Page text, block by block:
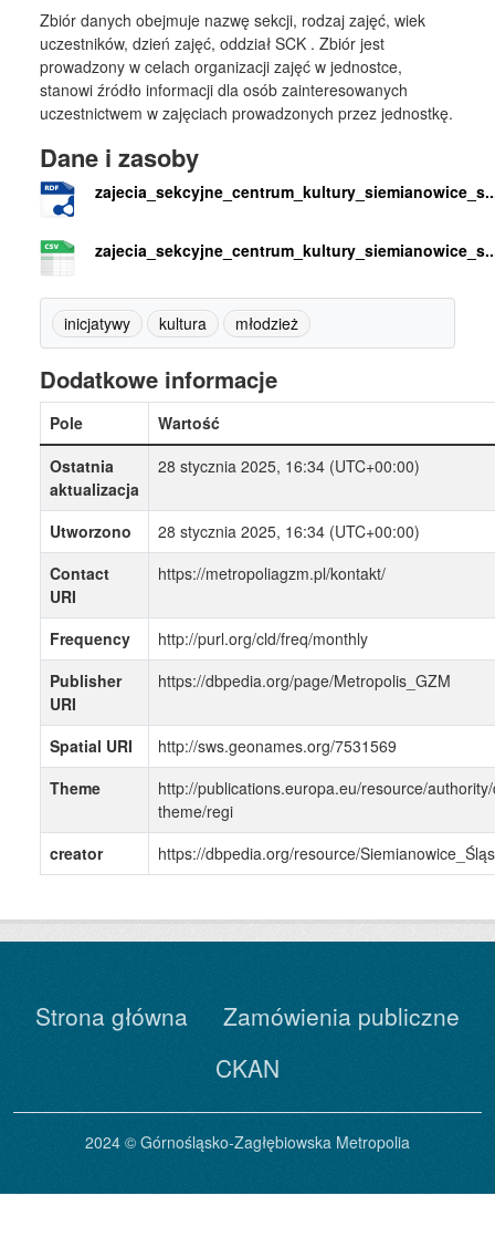
Zbiór danych obejmuje nazwę sekcji, rodzaj zajęć, wiek
uczestników, dzień zajęć, oddział SCK . Zbiór jest
prowadzony w celach organizacji zajęć w jednostce,
stanowi źródło informacji dla osób zainteresowanych
uczestnictwem w zajęciach prowadzonych przez jednostkę.
Dane i zasoby
inicjatywy kultura młodzież
Dodatkowe informacje
Pole
Wartość
Ostatnia
aktualizacja
28 stycznia 2025, 16:34 (UTC+00:00)
Utworzono
28 stycznia 2025, 16:34 (UTC+00:00)
Contact
URI
https://metropoliagzm.pl/kontakt/
Frequency
http://purl.org/cld/freq/monthly
Publisher
URI
https://dbpedia.org/page/Metropolis_GZM
Spatial URI
http://sws.geonames.org/7531569
Theme
http://publications.europa.eu/resource/
theme/regi
creator
https://dbpedia.org/resource/
Strona główna
Zamówienia publiczne
CKAN
2024 © Górnośląsko-Zagłębiowska Metropolia